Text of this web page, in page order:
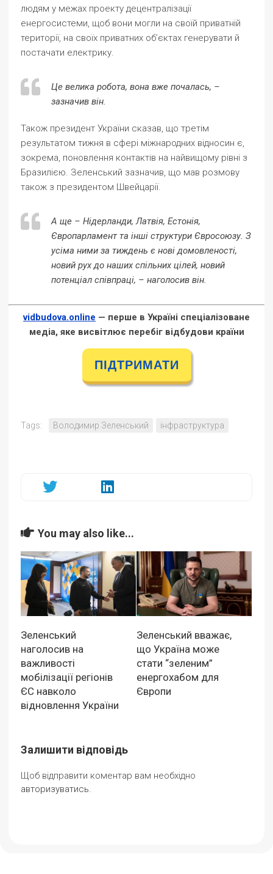
людям у межах проекту децентралізації
енергосистеми, щоб вони могли на своїй приватній
території, на своїх приватних обʼєктах генерувати й
постачати електрику.
Це велика робота, вона вже почалась, –
зазначив він.
Також президент України сказав, що третім
результатом тижня в сфері міжнародних відносин є,
зокрема, поновлення контактів на найвищому рівні з
Бразилією. Зеленський зазначив, що мав розмову
також з президентом Швейцарії.
А ще – Нідерланди, Латвія, Естонія,
Європарламент та інші структури Євросоюзу. З
усіма ними за тиждень є нові домовленості,
новий рух до наших спільних цілей, новий
потенціал співпраці, – наголосив він.
vidbudova.online — перше в Україні спеціалізоване
медіа, яке висвітлює перебіг відбудови країни
ПІДТРИМАТИ
Tags: Володимир Зеленський інфраструктура
You may also like...
Зеленський
наголосив на
важливості
мобілізації регіонів
ЄС навколо
відновлення України
Зеленський вважає,
що Україна може
стати “зеленим”
енергохабом для
Європи
Залишити відповідь
Щоб відправити коментар вам необхідно
авторизуватись.